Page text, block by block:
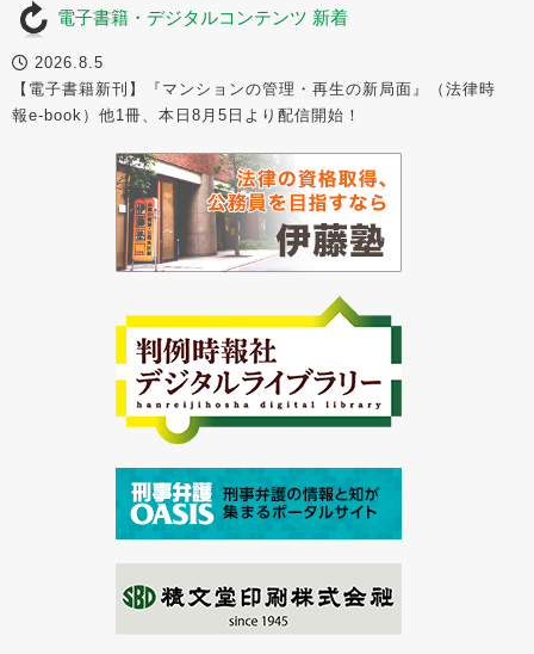
電子書籍・デジタルコンテンツ 新着
2026.8.5
【電子書籍新刊】『マンションの管理・再生の新局面』（法律時
報e-book）他1冊、本日8月5日より配信開始！